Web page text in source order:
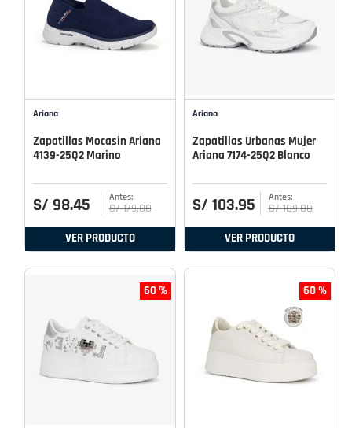
Ariana
Zapatillas Mocasin Ariana
4139-25Q2 Marino
S/ 98.45 S/ 179.00
VER PRODUCTO
Ariana
Zapatillas Urbanas Mujer
Ariana 7174-25Q2 Blanco
S/ 103.95 S/ 189.00
VER PRODUCTO
60 % 60 %